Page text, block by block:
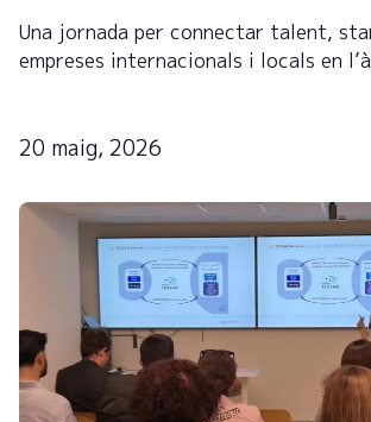
Una jornada per connectar talent,
empreses internacionals i locals en
20 maig, 2026